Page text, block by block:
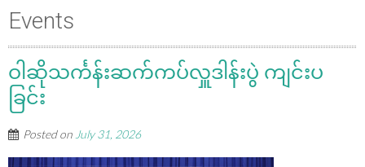
Events
ဝါဆိုသင်္ကန်းဆက်ကပ်လှူဒါန်းပွဲ ကျင်းပ
ခြင်း
Posted on July 31, 2026